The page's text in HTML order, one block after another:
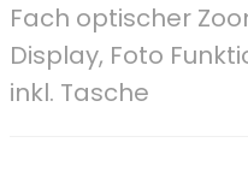
Fach optischer
Display, Foto
inkl. Tasche